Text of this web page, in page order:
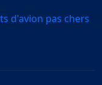
d'avion pas chers